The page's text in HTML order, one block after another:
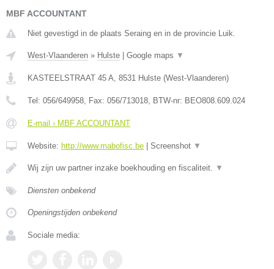
MBF ACCOUNTANT
Niet gevestigd in de plaats Seraing en in de provincie Luik.
West-Vlaanderen » Hulste Google maps ▼
KASTEELSTRAAT 45 A, 8531 Hulste (West-Vlaanderen)
Tel: 056/649958, Fax: 056/713018, BTW-nr: BEO808.609.024
E-mail › MBF ACCOUNTANT
Website: http://www.mabofisc.be Screenshot ▼
Wij zijn uw partner inzake boekhouding en fiscaliteit. ▼
Diensten onbekend
Openingstijden onbekend
Sociale media: